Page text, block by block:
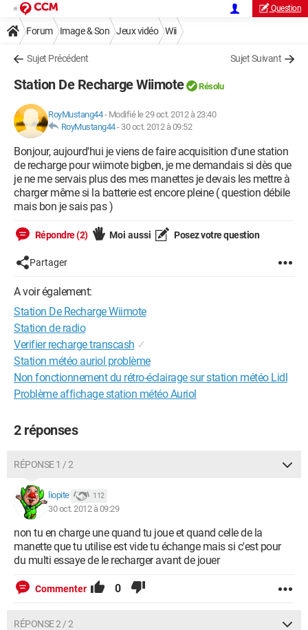
Question
Forum Image & Son Jeux vidéo Wii
Sujet Précédent Sujet Suivant
Station De Recharge Wiimote Résolu
RoyMustang44- Modifié le 29 oct. 2012 à 23:40
RoyMustang44- 30 oct. 2012 à 09:52
Bonjour, aujourd'hui je viens de faire acquisition d'une station
de recharge pour wiimote bigben, je me demandais si dès que
je ne me servais plus des mes manettes je devais les mettre à
charger même si la batterie est encore pleine ( question débile
mais bon je sais pas )
Répondre (2) Moi aussi Posez votre question
Partager
A voir également:
Station De Recharge Wiimote
Station de radio
Verifier recharge transcash ✓
Station météo auriol problème
Non fonctionnement du rétro-éclairage sur station météo Lidl
Problème affichage station météo Auriol
2 réponses
RÉPONSE 1 / 2
liopite 112
30 oct. 2012 à 09:29
non tu en charge une quand tu joue et quand celle de la
manette que tu utilise est vide tu échange mais si c'est pour
du multi essaye de le recharger avant de jouer
Commenter 0
RÉPONSE 2 / 2